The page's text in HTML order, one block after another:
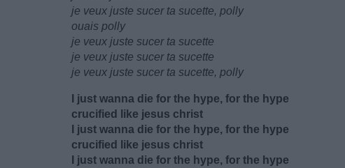
je veux juste sucer ta sucette, polly
ouais polly
je veux juste sucer ta sucette
je veux juste sucer ta sucette
je veux juste sucer ta sucette, polly
I just wanna die for the hype, for the hype
crucified like jesus christ
I just wanna die for the hype, for the hype
crucified like jesus christ
I just wanna die for the hype, for the hype